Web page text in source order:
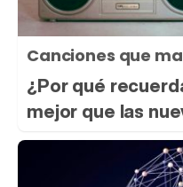
Canciones que
¿Por qué
mejor que las